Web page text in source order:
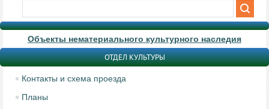
Объекты нематериального культурного наследия
ОТДЕЛ КУЛЬТУРЫ
Контакты и схема проезда
Планы